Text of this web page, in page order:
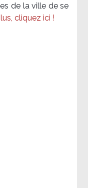
de la ville de se
cliquez ici !